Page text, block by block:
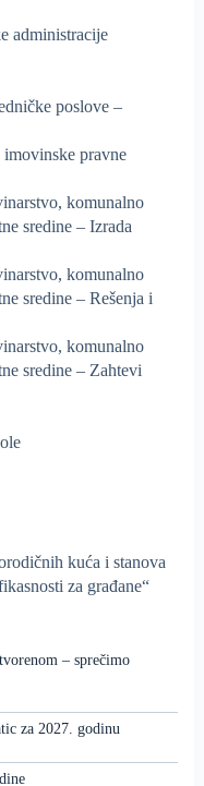
administracije
poslove –
pravne
komunalno
sredine – Izrada
komunalno
sredine – Rešenja i
komunalno
sredine – Zahtevi
kuća i stanova
za građane“
– sprečimo
za 2027. godinu